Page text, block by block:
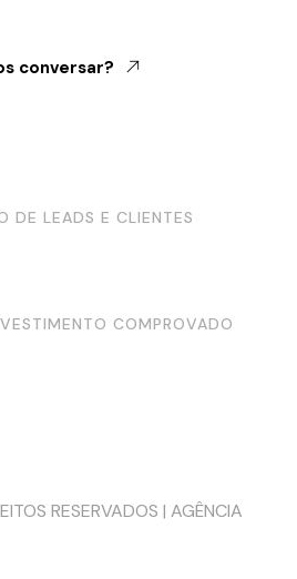
conversar?
DE LEADS E CLIENTES
COMPROVADO
RESERVADOS | AGÊNCIA